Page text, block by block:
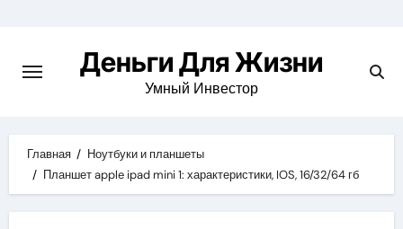
содержимомуДеньги Для Жизни
Умный Инвестор
Главная
Ноутбуки и планшеты
Планшет apple ipad mini 1: характеристики, IOS, 16/32/64 гб